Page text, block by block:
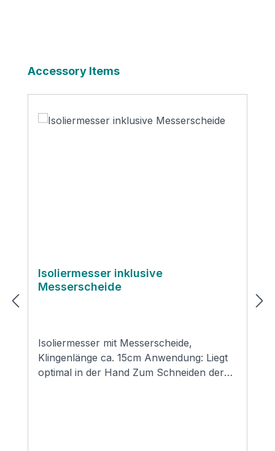
Produktgalerie überspringen
Accessory Items
Isoliermesser inklusive
Messerscheide
Isoliermesser mit Messerscheide,
Klingenlänge ca. 15cm Anwendung: Liegt
optimal in der Hand Zum Schneiden der